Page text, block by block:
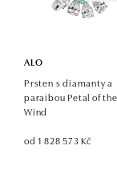
ALO
Prsten s diamanty a
paraibou Petal of the
Wind
od 1 828 573 Kč